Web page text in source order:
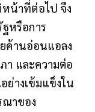
น้าที่ต่อไป จึง
หรือการ
ค้านอ่อนแอลง
า และความต่อ
ย่างเข้มแข็งใน
ณาของ